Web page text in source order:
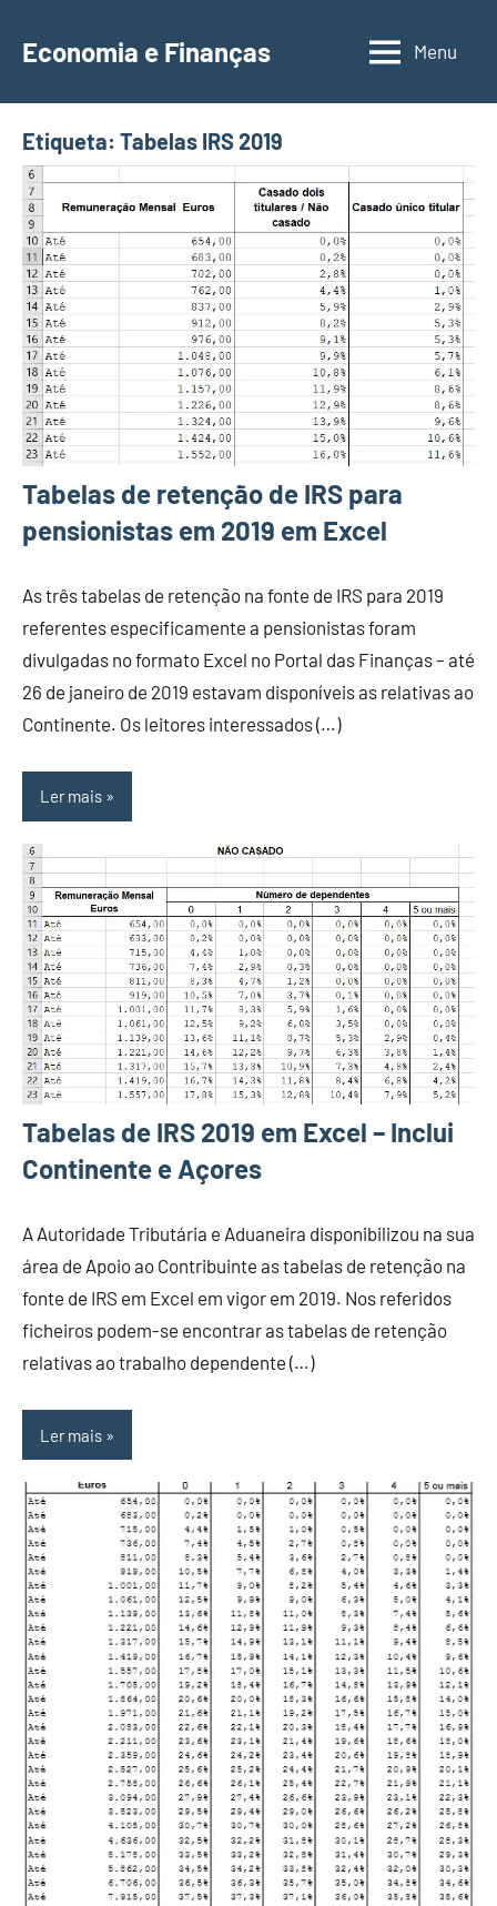
para
conteúdo
Economia e Finanças
Depósitos
IRS,
Finanças
Pessoais,
Calendários
Menu
Etiqueta: Tabelas IRS 2019
Tabelas de retenção de IRS para
pensionistas em 2019 em Excel
As três tabelas de retenção na fonte de IRS para 2019
referentes especificamente a pensionistas foram
divulgadas no formato Excel no Portal das Finanças – até
26 de janeiro de 2019 estavam disponíveis as relativas ao
Continente. Os leitores interessados (…)
Ler mais
Tabelas de IRS 2019 em Excel – Inclui
Continente e Açores
A Autoridade Tributária e Aduaneira disponibilizou na sua
área de Apoio ao Contribuinte as tabelas de retenção na
fonte de IRS em Excel em vigor em 2019. Nos referidos
ficheiros podem-se encontrar as tabelas de retenção
relativas ao trabalho dependente (…)
Ler mais